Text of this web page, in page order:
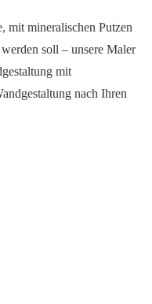
mit mineralischen Putzen
soll – unsere Maler
mit
nach Ihren